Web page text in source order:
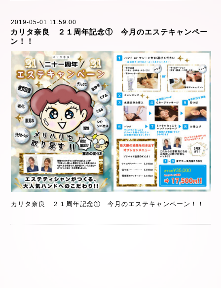
2019-05-01 11:59:00
カリタ奈良 ２１周年記念① 今月のエステキャンペー
ン！！
カリタ奈良 ２１周年記念① 今月のエステキャンペーン！！